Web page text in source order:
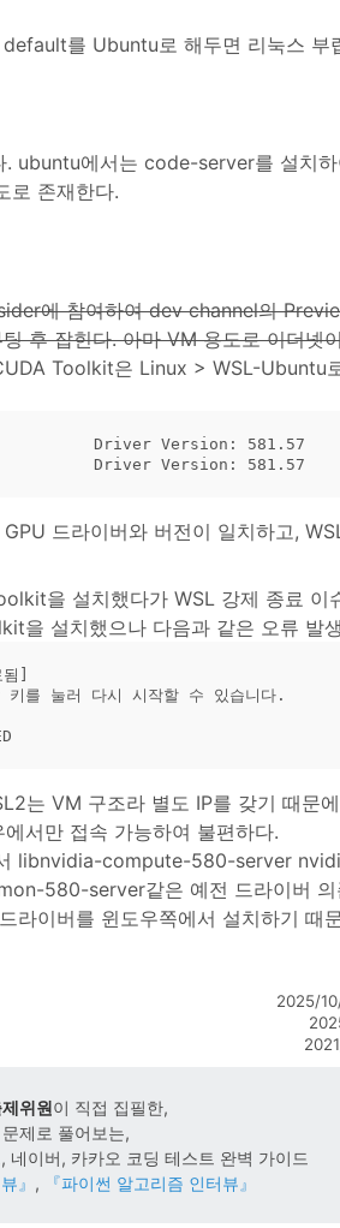
를 Ubuntu로 해두면 리눅스 부
ubuntu에서는 code-server를 설치하
로 존재한다.
에 참여하여 dev channel의
후 잡힌다. 아마 VM 용도로 이더넷
Toolkit은 Linux > WSL-Ubuntu
Driver Version: 581.57
드라이버와 버전이 일치하고,
을 설치했다가 WSL 강제 종료 이
을 설치했으나 다음과 같은 오류 발
]
를 눌러 다시 시작할 수 있습니다.
는 VM 구조라 별도 IP를 갖기 때문
서만 접속 가능하여 불편하다.
libnvidia-compute-580-server
580-server같은 예전 드라이버 의
라이버를 윈도우쪽에서 설치하기 때
2025/
위원이 직접 집필한,
문제로 풀어보는,
네이버, 카카오 코딩 테스트 완벽 가이드
』 , 『파이썬 알고리즘 인터뷰』